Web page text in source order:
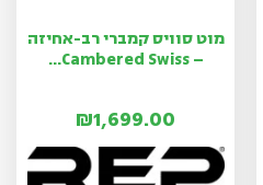
מוט סוויס קמברי רב-אחיזה
– Cambered Swiss...
₪1,699.00